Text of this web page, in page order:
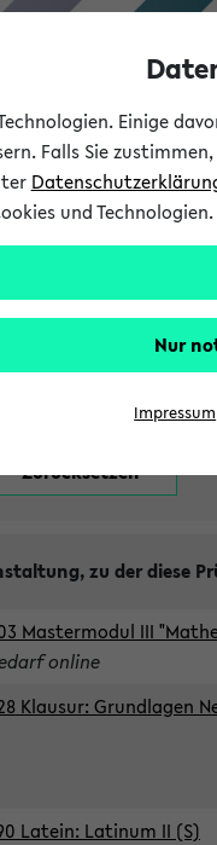
Studium
zu der diese
Mastermodul III
online
Klausur: Grundlagen
Latein: Latinum II (S)
Einige
Falls Sie
und Technologien.
Nur
Impressum